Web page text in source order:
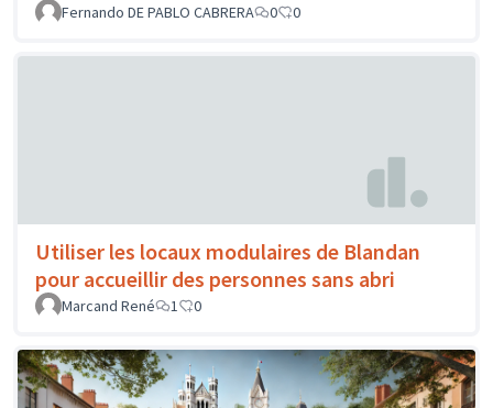
Fernando DE PABLO CABRERA
0 0
Utiliser les locaux modulaires de Blandan
pour accueillir des personnes sans abri
Marcand René 1 0